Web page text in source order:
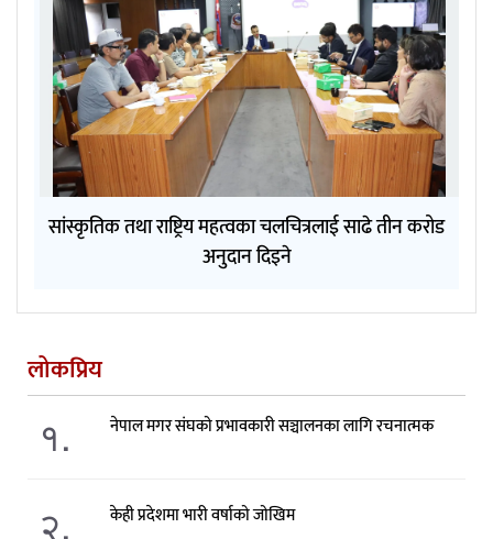
सांस्कृतिक तथा राष्ट्रिय महत्वका चलचित्रलाई साढे तीन करोड
अनुदान दिइने
लोकप्रिय
१. नेपाल मगर संघको प्रभावकारी सञ्चालनका लागि रचनात्मक
२. केही प्रदेशमा भारी वर्षाको जोखिम